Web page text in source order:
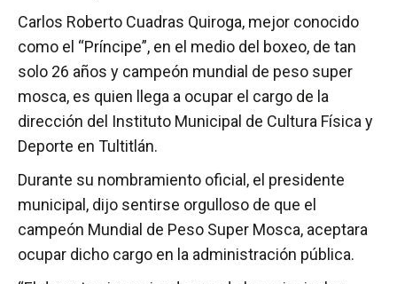
Carlos Roberto Cuadras Quiroga, mejor conocido
como el “Príncipe”, en el medio del boxeo, de tan
solo 26 años y campeón mundial de peso super
mosca, es quien llega a ocupar el cargo de la
dirección del Instituto Municipal de Cultura Física y
Deporte en Tultitlán.
Durante su nombramiento oficial, el presidente
municipal, dijo sentirse orgulloso de que el
campeón Mundial de Peso Super Mosca, aceptara
ocupar dicho cargo en la administración pública.